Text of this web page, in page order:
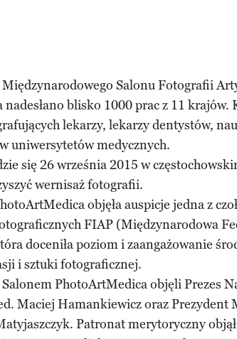
Salonu Fotografii
blisko 1000 prac z 11 krajów.
lekarzy, lekarzy dentystów,
uniwersytetów medycznych.
się 26 września 2015 w
wernisaż fotografii.
objęła auspicje jedna z
FIAP (Międzynarodowa
doceniła poziom i zaangażowanie
i sztuki fotograficznej.
PhotoArtMedica objęli Prezes
Maciej Hamankiewicz oraz Prezydent
Patronat merytoryczny